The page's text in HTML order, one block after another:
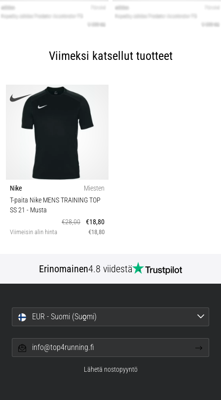
Viimeksi katsellut tuotteet
Nike
Miesten
T-paita Nike MENS TRAINING TOP
SS 21 - Musta
€28,00
€18,80
Viimeisin alin hinta €18,80
Erinomainen4.8 viidestä
EUR - Suomi (Suo̯mi)
info@top4running.fi
Lähetä nostopyyntö